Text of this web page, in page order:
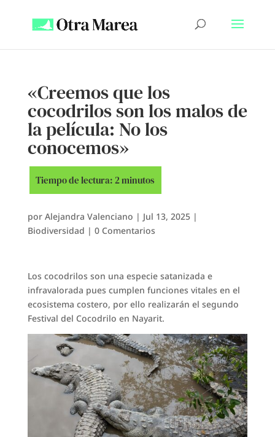
«Creemos que los
cocodrilos son los malos de
la película: No los
conocemos»
por Alejandra Valenciano | Jul 13, 2025|
Biodiversidad | 0 Comentarios
Los cocodrilos son una especie satanizada e
infravalorada pues cumplen funciones vitales en el
ecosistema costero, por ello realizarán el segundo
Festival del Cocodrilo en Nayarit.